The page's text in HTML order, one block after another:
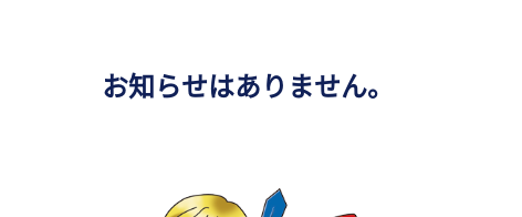
走表・前日予想PDF 下関徹底攻略ブック
ピックアップレーサー アクセス
Mooovi下関
お知らせはありません。